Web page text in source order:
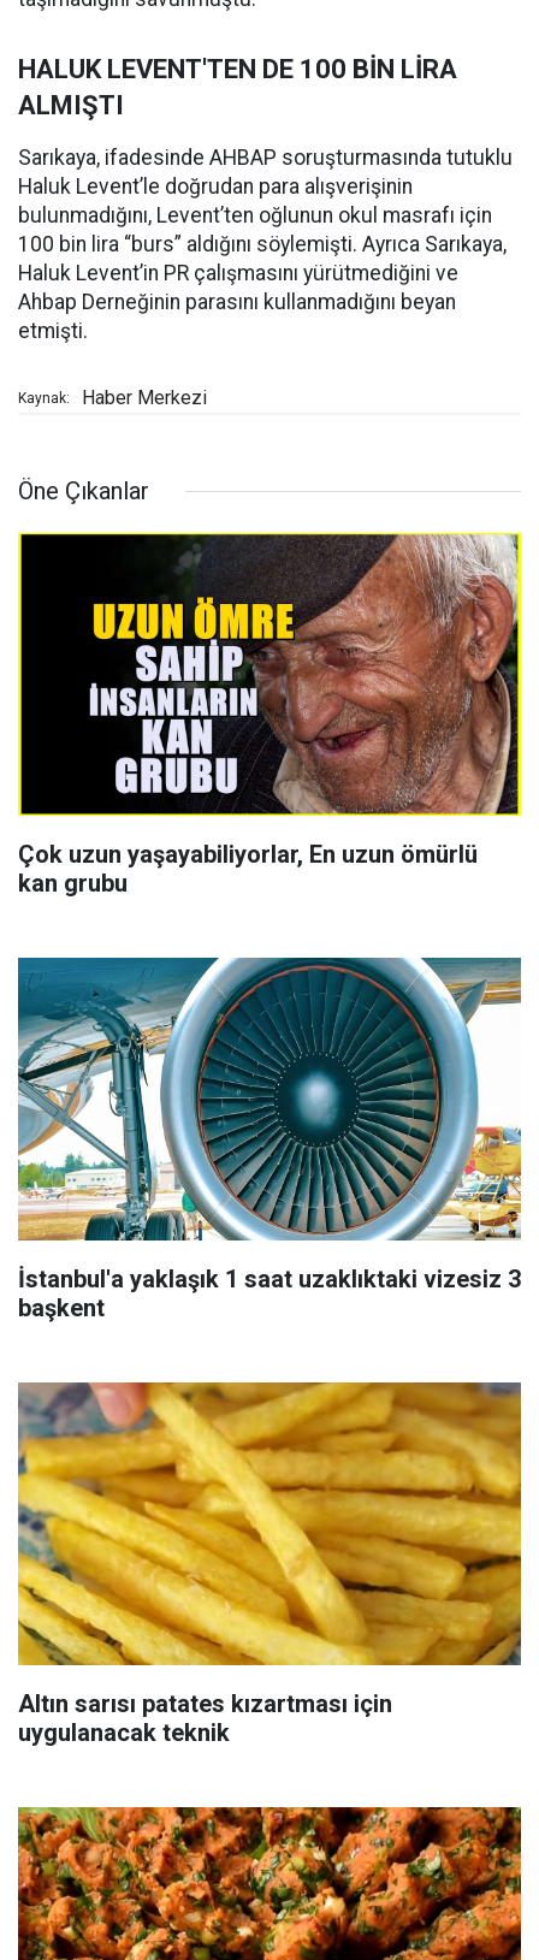
HALUK LEVENT'TEN DE 100 BİN LİRA
ALMIŞTI
Sarıkaya, ifadesinde AHBAP soruşturmasında tutuklu
Haluk Levent’le doğrudan para alışverişinin
bulunmadığını, Levent’ten oğlunun okul masrafı için
100 bin lira “burs” aldığını söylemişti. Ayrıca Sarıkaya,
Haluk Levent’in PR çalışmasını yürütmediğini ve
Ahbap Derneğinin parasını kullanmadığını beyan
etmişti.
Kaynak: Haber Merkezi
Öne Çıkanlar
Çok uzun yaşayabiliyorlar, En uzun ömürlü
kan grubu
İstanbul'a yaklaşık 1 saat uzaklıktaki vizesiz 3
başkent
Altın sarısı patates kızartması için
uygulanacak teknik